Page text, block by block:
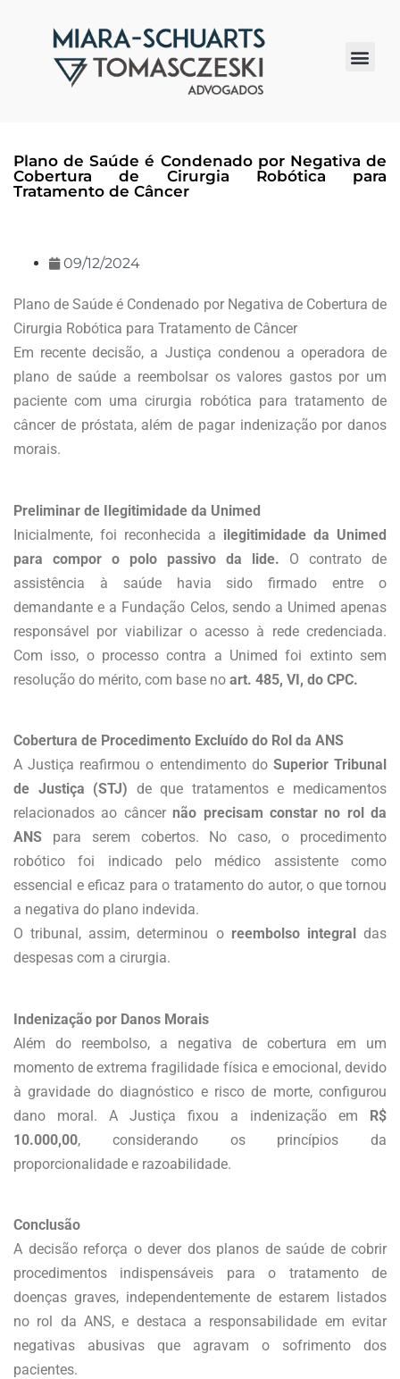
Plano de Saúde é Condenado por Negativa de
Cobertura de Cirurgia Robótica para
Tratamento de Câncer
09/12/2024
Plano de Saúde é Condenado por Negativa de Cobertura de
Cirurgia Robótica para Tratamento de Câncer
Em recente decisão, a Justiça condenou a operadora de
plano de saúde a reembolsar os valores gastos por um
paciente com uma cirurgia robótica para tratamento de
câncer de próstata, além de pagar indenização por danos
morais.
Preliminar de Ilegitimidade da Unimed
Inicialmente, foi reconhecida a ilegitimidade da Unimed
para compor o polo passivo da lide. O contrato de
assistência à saúde havia sido firmado entre o
demandante e a Fundação Celos, sendo a Unimed apenas
responsável por viabilizar o acesso à rede credenciada.
Com isso, o processo contra a Unimed foi extinto sem
resolução do mérito, com base no art. 485, VI, do CPC.
Cobertura de Procedimento Excluído do Rol da ANS
A Justiça reafirmou o entendimento doSuperior Tribunal
de Justiça (STJ) de que tratamentos e medicamentos
relacionados ao câncer não precisam constar no rol da
ANS para serem cobertos. No caso, o procedimento
robótico foi indicado pelo médico assistente como
essencial e eficaz para o tratamento do autor, o que tornou
a negativa do plano indevida.
O tribunal, assim, determinou o reembolso integraldas
despesas com a cirurgia.
Indenização por Danos Morais
Além do reembolso, a negativa de cobertura em um
momento de extrema fragilidade física e emocional, devido
à gravidade do diagnóstico e risco de morte, configurou
dano moral. A Justiça fixou a indenização em R$
10.000,00, considerando os princípios da
proporcionalidade e razoabilidade.
Conclusão
A decisão reforça o dever dos planos de saúde de cobrir
procedimentos indispensáveis para o tratamento de
doenças graves, independentemente de estarem listados
no rol da ANS, e destaca a responsabilidade em evitar
negativas abusivas que agravam o sofrimento dos
pacientes.